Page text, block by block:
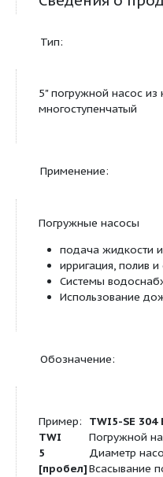
TWI 5-SE 505
TWI 5-SE 506
TWI 5-SE 903
TWI 5-SE 904
Сведения о